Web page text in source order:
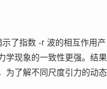
了指数 -r 波的相互作用产
学现象的一致性更强。结果
为了解不同尺度引力的动态